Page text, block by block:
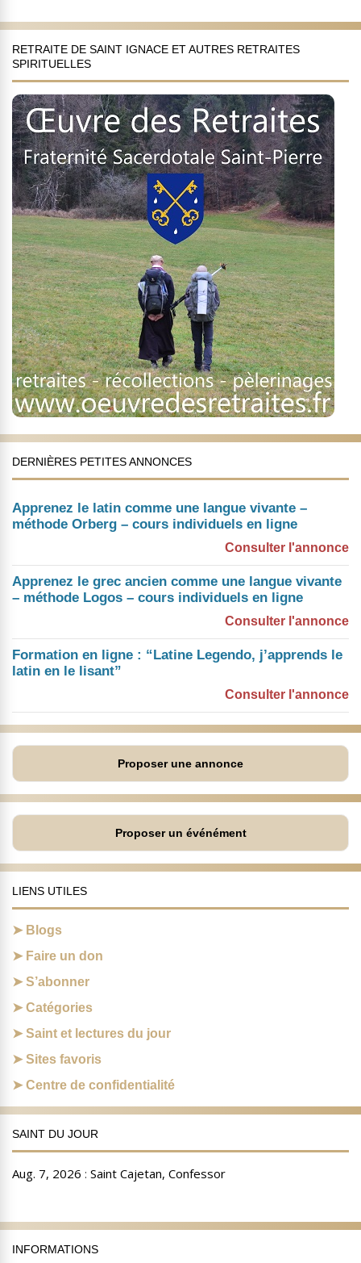
RETRAITE DE SAINT IGNACE ET AUTRES RETRAITES
SPIRITUELLES
DERNIÈRES PETITES ANNONCES
Apprenez le latin comme une langue vivante –
méthode Orberg – cours individuels en ligne
Consulter l'annonce
Apprenez le grec ancien comme une langue vivante
– méthode Logos – cours individuels en ligne
Consulter l'annonce
Formation en ligne : “Latine Legendo, j’apprends le
latin en le lisant”
Consulter l'annonce
Proposer une annonce
Proposer un événément
LIENS UTILES
Blogs
Faire un don
S’abonner
Catégories
Saint et lectures du jour
Sites favoris
Centre de confidentialité
SAINT DU JOUR
INFORMATIONS